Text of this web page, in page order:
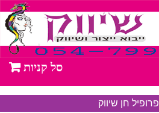
פרופיל חן שיווק